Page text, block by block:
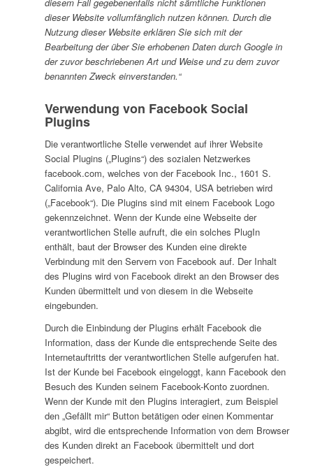
dieser Website vollumfänglich nutzen können. Durch die
Nutzung dieser Website erklären Sie sich mit der
Bearbeitung der über Sie erhobenen Daten durch Google in
der zuvor beschriebenen Art und Weise und zu dem zuvor
benannten Zweck einverstanden.“
Verwendung von Facebook Social
Plugins
Die verantwortliche Stelle verwendet auf ihrer Website
Social Plugins („Plugins“) des sozialen Netzwerkes
facebook.com, welches von der Facebook Inc., 1601 S.
California Ave, Palo Alto, CA 94304, USA betrieben wird
(„Facebook“). Die Plugins sind mit einem Facebook Logo
gekennzeichnet. Wenn der Kunde eine Webseite der
verantwortlichen Stelle aufruft, die ein solches PlugIn
enthält, baut der Browser des Kunden eine direkte
Verbindung mit den Servern von Facebook auf. Der Inhalt
des Plugins wird von Facebook direkt an den Browser des
Kunden übermittelt und von diesem in die Webseite
eingebunden.
Durch die Einbindung der Plugins erhält Facebook die
Information, dass der Kunde die entsprechende Seite des
Internetauftritts der verantwortlichen Stelle aufgerufen hat.
Ist der Kunde bei Facebook eingeloggt, kann Facebook den
Besuch des Kunden seinem Facebook-Konto zuordnen.
Wenn der Kunde mit den Plugins interagiert, zum Beispiel
den „Gefällt mir“ Button betätigen oder einen Kommentar
abgibt, wird die entsprechende Information von dem Browser
des Kunden direkt an Facebook übermittelt und dort
gespeichert.